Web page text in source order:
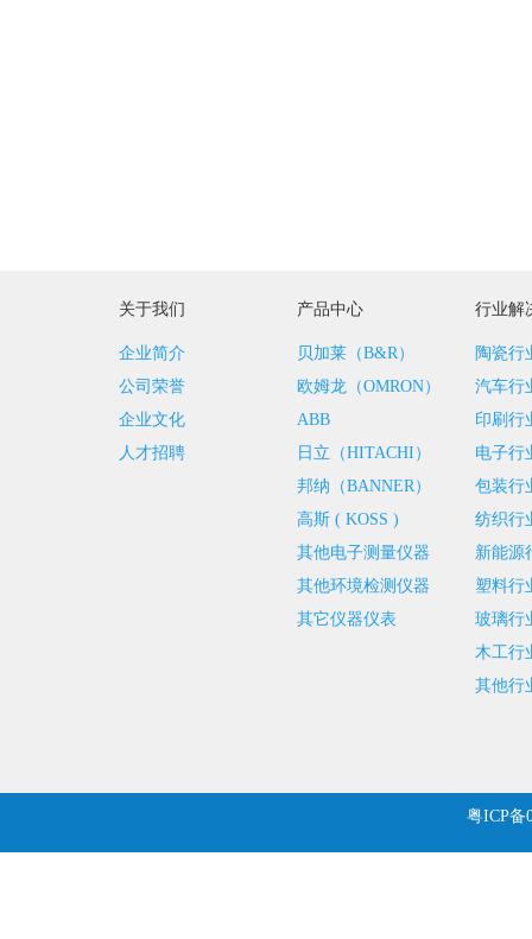
关于我们
企业简介
公司荣誉
企业文化
人才招聘
产品中心
贝加莱（B&R）
欧姆龙（OMRON）
ABB
日立（HITACHI）
邦纳（BANNER）
高斯 ( KOSS )
其他电子测量仪器
其他环境检测仪器
其它仪器仪表
行业解
陶瓷行
汽车行
印刷行
电子行
包装行
纺织行
新能源
塑料行
玻璃行
木工行
其他行
粤ICP备